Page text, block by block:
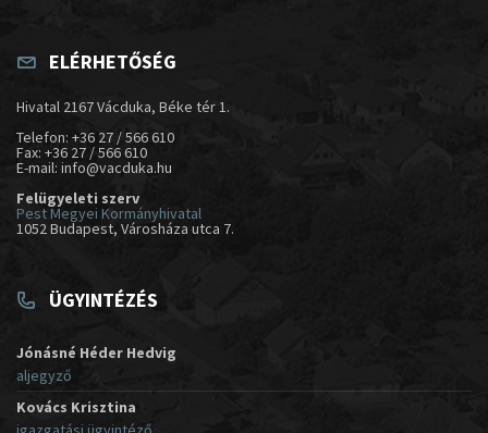
ELÉRHETŐSÉG
Hivatal 2167 Vácduka, Béke tér 1.
Telefon: +36 27 / 566 610
Fax: +36 27 / 566 610
E-mail: info@vacduka.hu
Felügyeleti szerv
Pest Megyei Kormányhivatal
1052 Budapest, Városháza utca 7.
ÜGYINTÉZÉS
Jónásné Héder Hedvig
aljegyző
Kovács Krisztina